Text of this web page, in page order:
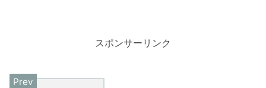
スポンサーリンク